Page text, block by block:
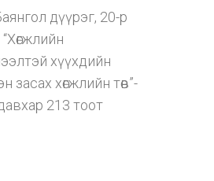
дүүрэг, 20-р
хүүхдийн
засах хөгжлийн төв”-
213 тоот